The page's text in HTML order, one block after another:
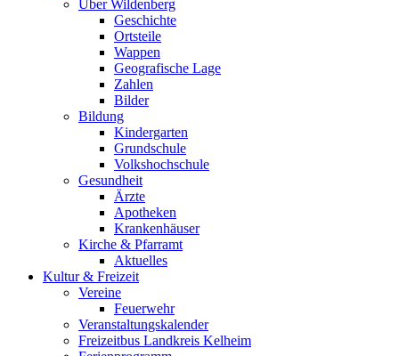
Über Wildenberg
Geschichte
Ortsteile
Wappen
Geografische Lage
Zahlen
Bilder
Bildung
Kindergarten
Grundschule
Volkshochschule
Gesundheit
Ärzte
Apotheken
Krankenhäuser
Kirche & Pfarramt
Aktuelles
Kultur & Freizeit
Vereine
Feuerwehr
Veranstaltungskalender
Freizeitbus Landkreis Kelheim